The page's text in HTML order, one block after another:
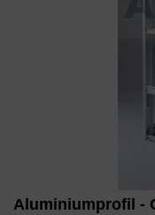
Aluminiumprofil -